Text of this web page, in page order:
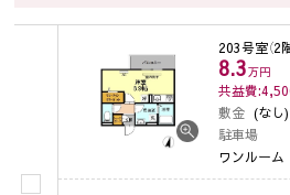
203号室（2
8.3万円
共益費
敷金 (なし)
駐車場
ワンルーム